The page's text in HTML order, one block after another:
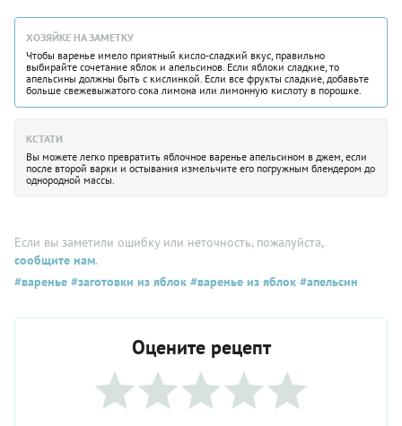
ХОЗЯЙКЕ НА ЗАМЕТКУ
Чтобы варенье имело приятный кисло-сладкий вкус, правильно
выбирайте сочетание яблок и апельсинов. Если яблоки сладкие, то
апельсины должны быть с кислинкой. Если все фрукты сладкие, добавьте
больше свежевыжатого сока лимона или лимонную кислоту в порошке.
КСТАТИ
Вы можете легко превратить яблочное варенье апельсином в джем, если
после второй варки и остывания измельчите его погружным блендером до
однородной массы.
Если вы заметили ошибку или неточность, пожалуйста,
сообщите нам.
#варенье #заготовки из яблок #варенье из яблок #апельсин
Оцените рецепт